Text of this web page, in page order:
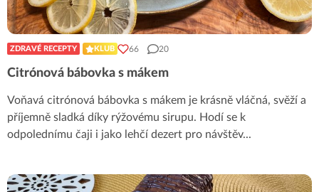
ZDRAVÉ RECEPTY KLUB 66 20
Citrónová bábovka s mákem
Voňavá citrónová bábovka s mákem je krásně vláčná, svěží a
příjemně sladká díky rýžovému sirupu. Hodí se k
odpolednímu čaji i jako lehčí dezert pro návštěv...